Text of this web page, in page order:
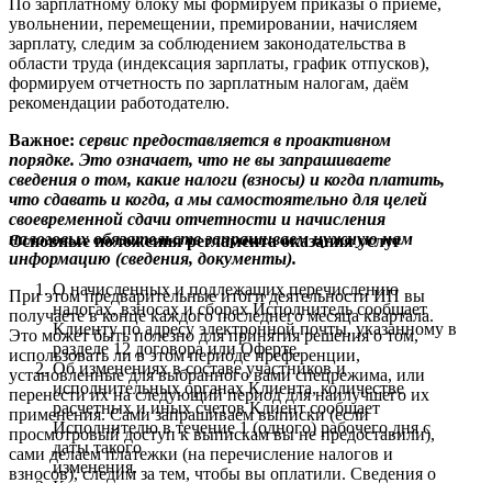
увольнении, перемещении, премировании, начисляем
зарплату, следим за соблюдением законодательства в
области труда (индексация зарплаты, график отпусков),
формируем отчетность по зарплатным налогам, даём
рекомендации работодателю.
Важное: сервис предоставляется в проактивном
порядке. Это означает, что не вы запрашиваете
сведения о том, какие налоги (взносы) и когда платить,
что сдавать и когда, а мы самостоятельно для целей
своевременной сдачи отчетности и начисления
налоговых обязательств запрашиваем нужную нам
информацию (сведения, документы).
При этом предварительные итоги деятельности ИП вы
получаете в конце каждого последнего месяца квартала.
Это может быть полезно для принятия решения о том,
использовать ли в этом периоде преференции,
установленные для выбранного вами спецрежима, или
перенести их на следующий период для наилучшего их
применения. Сами запрашиваем выписки (если
просмотровый доступ к выпискам вы не предоставили),
сами делаем платежки (на перечисление налогов и
взносов), следим за тем, чтобы вы оплатили. Сведения о
Основные положения регламента оказания услуг
О начисленных и подлежащих перечислению
налогах, взносах и сборах Исполнитель сообщает
Клиенту по адресу электронной почты, указанному в
разделе 12 договора или Оферте.
Об изменениях в составе участников и
исполнительных органах Клиента, количестве
расчетных и иных счетов Клиент сообщает
Исполнителю в течение 1 (одного) рабочего дня с
даты такого
изменения.